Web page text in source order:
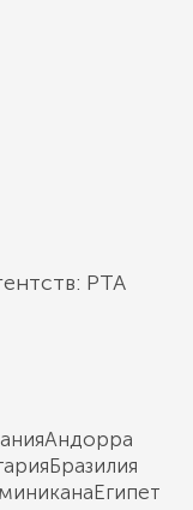
РТА
Андорра
Бразилия
Египет